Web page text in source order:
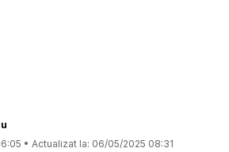
• Actualizat la: 06/05/2025 08:31